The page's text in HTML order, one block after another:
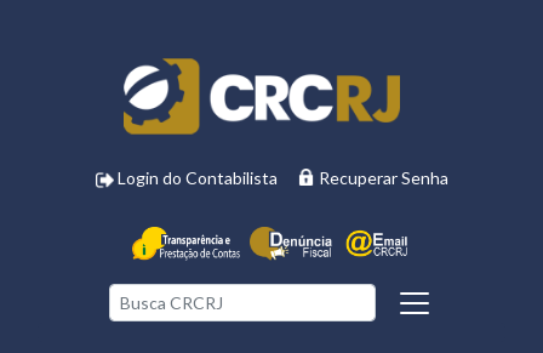
Login do Contabilista Recuperar Senha